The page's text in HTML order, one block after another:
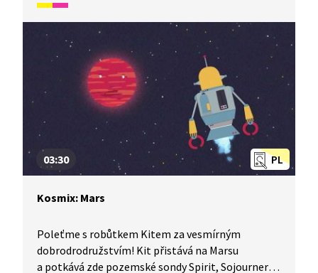
PL
03:30
Kosmix: Mars
Poleťme s robůtkem Kitem za vesmírným
dobrodrodružstvím! Kit přistává na Marsu
a potkává zde pozemské sondy Spirit, Sojourner